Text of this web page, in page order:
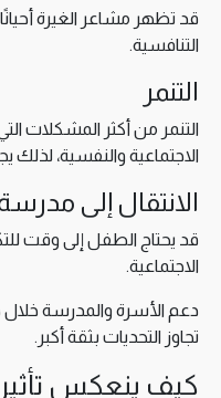
قد تظهر مشاعر الغيرة
التنافسية.
التنمر
التنمر من أكثر المشكلات
الاجتماعية والنفسية،
الانتقال إلى
قد يحتاج الطفل إلى وقت
الاجتماعية.
دعم الأسرة والمدرسة
تجاوز التحديات بثقة أكبر.
كيف ينعكس